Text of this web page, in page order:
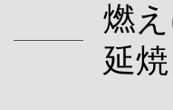
燃え
延